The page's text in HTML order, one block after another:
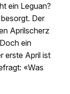
ein Leguan?
Der
Aprilscherz
ein
erste April ist
«Was